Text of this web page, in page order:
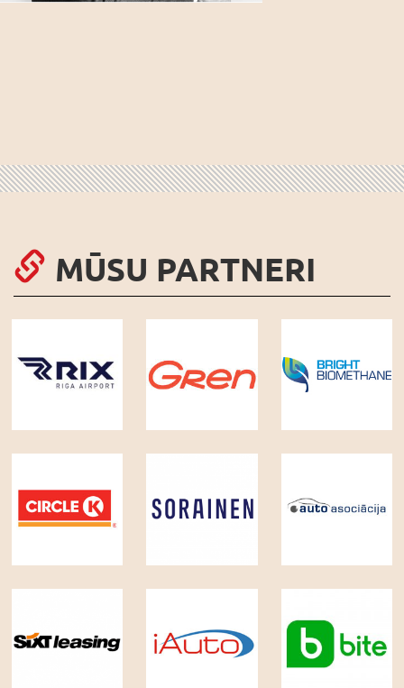
MŪSU PARTNERI